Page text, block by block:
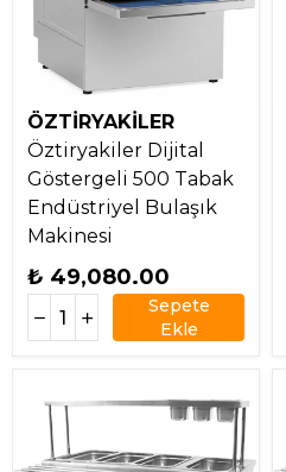
ÖZTİRYAKİLER
Öztiryakiler Dijital
Göstergeli 500 Tabak
Endüstriyel Bulaşık
Makinesi
₺ 49,080.00
Sepete
Ekle